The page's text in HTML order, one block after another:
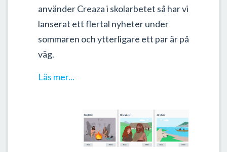
använder Creaza i skolarbetet så har vi
lanserat ett flertal nyheter under
sommaren och ytterligare ett par är på
väg.
Läs mer...